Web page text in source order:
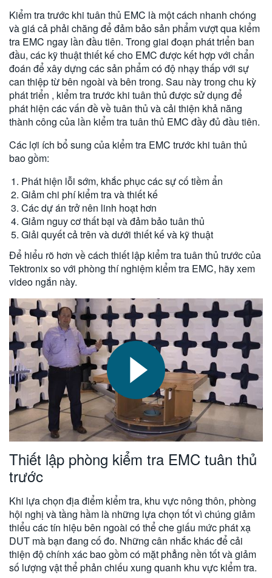
Kiểm tra trước khi tuân thủ EMC là một cách nhanh chóng
và giá cả phải chăng để đảm bảo sản phẩm vượt qua kiểm
tra EMC ngay lần đầu tiên. Trong giai đoạn phát triển ban
đầu, các kỹ thuật thiết kế cho EMC được kết hợp với chẩn
đoán để xây dựng các sản phẩm có độ nhạy thấp với sự
can thiệp từ bên ngoài và bên trong. Sau này trong chu kỳ
phát triển , kiểm tra trước khi tuân thủ được sử dụng để
phát hiện các vấn đề về tuân thủ và cải thiện khả năng
thành công của lần kiểm tra tuân thủ EMC đầy đủ đầu tiên.
Các lợi ích bổ sung của kiểm tra EMC trước khi tuân thủ
bao gồm:
Phát hiện lỗi sớm, khắc phục các sự cố tiềm ẩn
Giảm chi phí kiểm tra và thiết kế
Các dự án trở nên linh hoạt hơn
Giảm nguy cơ thất bại và đảm bảo tuân thủ
Giải quyết cả trên và dưới thiết kế và kỹ thuật
Để hiểu rõ hơn về cách thiết lập kiểm tra tuân thủ trước của
Tektronix so với phòng thí nghiệm kiểm tra EMC, hãy xem
video ngắn này.
Thiết lập phòng kiểm tra EMC tuân thủ
trước
Khi lựa chọn địa điểm kiểm tra, khu vực nông thôn, phòng
hội nghị và tầng hầm là những lựa chọn tốt vì chúng giảm
thiểu các tín hiệu bên ngoài có thể che giấu mức phát xạ
DUT mà bạn đang cố đo. Những cân nhắc khác để cải
thiện độ chính xác bao gồm có mặt phẳng nền tốt và giảm
số lượng vật thể phản chiếu xung quanh khu vực kiểm tra.